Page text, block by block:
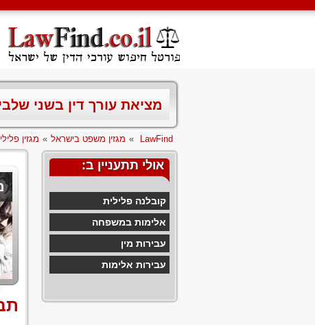
מציאת עורך דין בשני
LawFind
» מגזין משפט בישראל » מגזין פלילי
אולי תתעניין ב:
קובלנה פלילית
אלימות במשפחה
עבירות מין
עבירות אלימות